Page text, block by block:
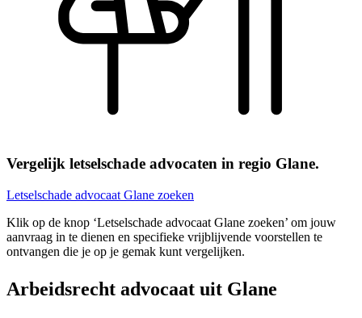
Vergelijk letselschade advocaten in regio Glane.
Letselschade advocaat Glane zoeken
Klik op de knop ‘Letselschade advocaat Glane zoeken’ om jouw
aanvraag in te dienen en specifieke vrijblijvende voorstellen te
ontvangen die je op je gemak kunt vergelijken.
Arbeidsrecht advocaat uit Glane